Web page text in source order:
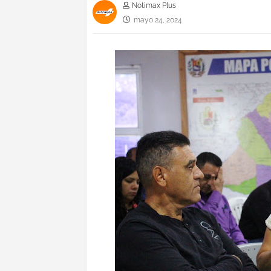
Notimax Plus
mayo 24, 2024